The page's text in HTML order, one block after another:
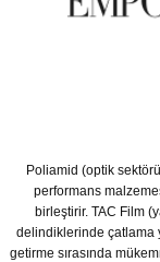
Poliamid (optik
performans
birleştirir. TAC Film
delindiklerinde çatlama
getirme sırasında